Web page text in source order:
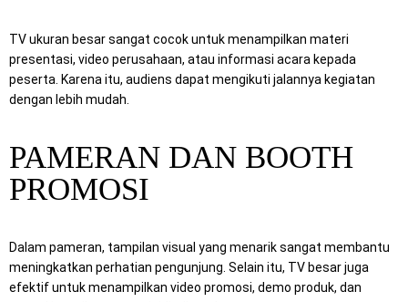
TV ukuran besar sangat cocok untuk menampilkan materi
presentasi, video perusahaan, atau informasi acara kepada
peserta. Karena itu, audiens dapat mengikuti jalannya kegiatan
dengan lebih mudah.
PAMERAN DAN BOOTH
PROMOSI
Dalam pameran, tampilan visual yang menarik sangat membantu
meningkatkan perhatian pengunjung. Selain itu, TV besar juga
efektif untuk menampilkan video promosi, demo produk, dan